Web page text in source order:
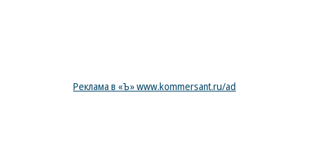
Реклама в «Ъ» www.kommersant.ru/ad